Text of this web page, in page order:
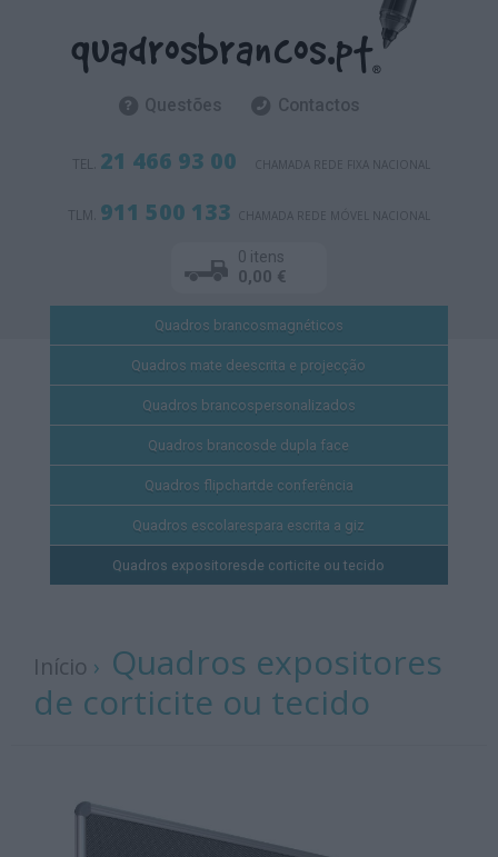
Questões Contactos
TEL. 21 466 93 00 CHAMADA REDE FIXA NACIONAL
TLM. 911 500 133 CHAMADA REDE MÓVEL NACIONAL
0 itens
0,00 €
Quadros brancosmagnéticos
Quadros mate deescrita e projecção
Quadros brancospersonalizados
Quadros brancosde dupla face
Quadros flipchartde conferência
Quadros escolarespara escrita a giz
Quadros expositoresde corticite ou tecido
Início › Quadros expositores
de corticite ou tecido